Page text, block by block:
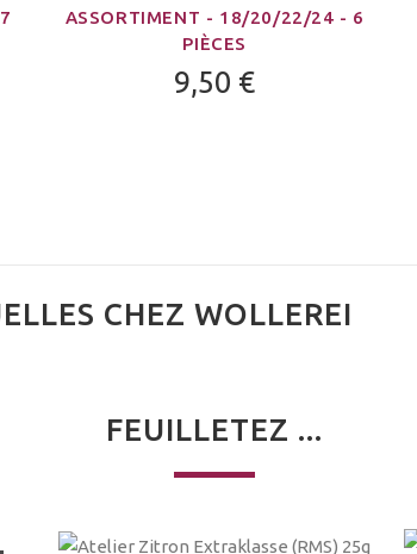
ASSORTIMENT - 18/20/22/24 - 6
PIÈCES
9,50 €
CHEZ WOLLEREI
FEUILLETEZ ...